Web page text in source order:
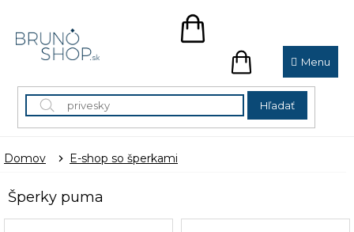
obsah
Hľadať
NÁKUPNÝ
NÁKUPNÝ
KOŠÍK
Domov E-shop so šperkami
Šperky puma